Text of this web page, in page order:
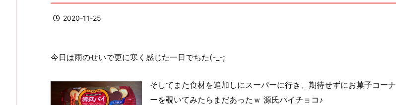
2020-11-25
今日は雨のせいで更に寒く感じた一日でちた(-_-;
そしてまた食材を追加しにスーパーに行き、期待せずにお菓子コーナ
ーを覗いてみたらまだあったｗ 源氏パイチョコ♪